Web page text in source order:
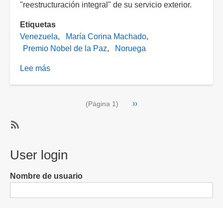
"reestructuración integral" de su servicio exterior.
Etiquetas
Venezuela
María Corina Machado
Premio Nobel de la Paz
Noruega
Lee más
Venezuela
cierra
su
en
(Página 1)
Siguiente
››
a
Noruega
User login
Nombre de usuario